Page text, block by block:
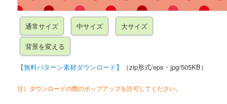
【無料パターン素材ダウンロード】 （zip形式/eps・jpg/505KB）
注）ダウンロードの際のポップアップを許可してください。